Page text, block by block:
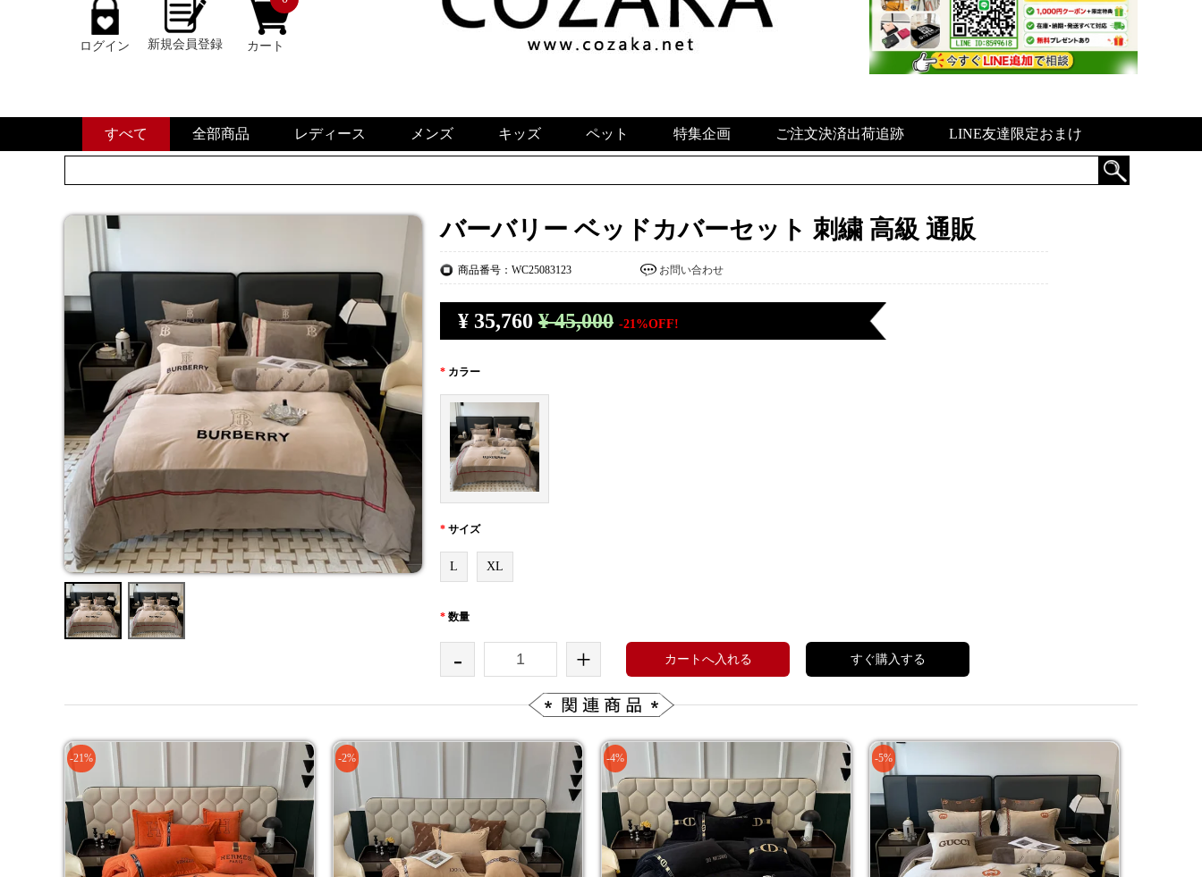
ログイン 新規会員登録 カート
すべて 全部商品 レディース メンズ キッズ ペット 特集企画 ご注文決済出荷追跡 LINE友達限定おまけ
バーバリー ベッドカバーセット 刺繍 高級 通販
商品番号：WC25083123 お問い合わせ
¥ 35,760 ¥ 45,000 -21%OFF!
* カラー
* サイズ
L XL
* 数量
- + カートへ入れる すぐ購入する
-21% -2% -4% -5%